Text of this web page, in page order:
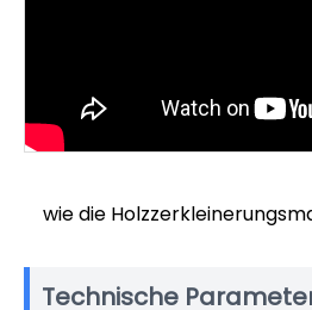
wie die
Technische